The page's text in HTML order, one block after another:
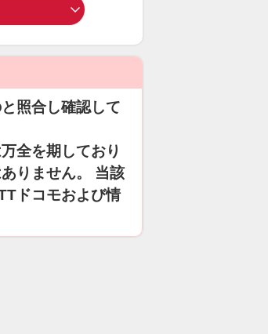
照合し確認して
全を期しており
りません。 当該
ドコモおよび情